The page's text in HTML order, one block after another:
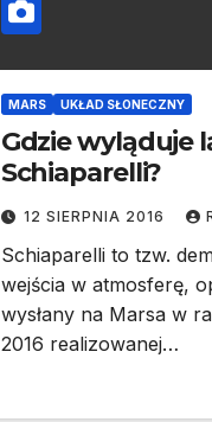
MARS UKŁAD SŁONECZNY
Gdzie wyląduje
Schiaparelli?
12 SIERPNIA 2016
Schiaparelli to tzw.
wejścia w atmosferę,
wysłany na Marsa w
2016 realizowanej…